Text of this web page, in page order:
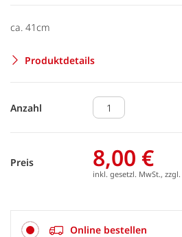
ca. 41cm
Produktdetails
Anzahl
Preis 8,00 €
inkl. gesetzl. MwSt., zzgl.
Online bestellen